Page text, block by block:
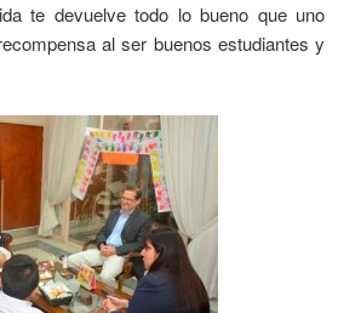
te devuelve todo lo bueno que uno
al ser buenos estudiantes y